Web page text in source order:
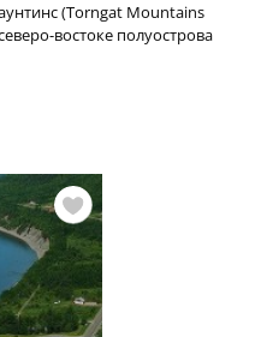
(Torngat Mountains
востоке полуострова